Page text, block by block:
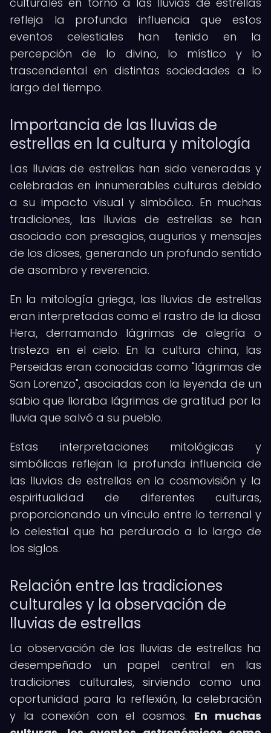
refleja la profunda influencia que estos
eventos celestiales han tenido en la
percepción de lo divino, lo místico y lo
trascendental en distintas sociedades a lo
largo del tiempo.
Importancia de las lluvias de
estrellas en la cultura y mitología
Las lluvias de estrellas han sido veneradas y
celebradas en innumerables culturas debido
a su impacto visual y simbólico. En muchas
tradiciones, las lluvias de estrellas se han
asociado con presagios, augurios y mensajes
de los dioses, generando un profundo sentido
de asombro y reverencia.
En la mitología griega, las lluvias de estrellas
eran interpretadas como el rastro de la diosa
Hera, derramando lágrimas de alegría o
tristeza en el cielo. En la cultura china, las
Perseidas eran conocidas como "lágrimas de
San Lorenzo", asociadas con la leyenda de un
sabio que lloraba lágrimas de gratitud por la
lluvia que salvó a su pueblo.
Estas interpretaciones mitológicas y
simbólicas reflejan la profunda influencia de
las lluvias de estrellas en la cosmovisión y la
espiritualidad de diferentes culturas,
proporcionando un vínculo entre lo terrenal y
lo celestial que ha perdurado a lo largo de
los siglos.
Relación entre las tradiciones
culturales y la observación de
lluvias de estrellas
La observación de las lluvias de estrellas ha
desempeñado un papel central en las
tradiciones culturales, sirviendo como una
oportunidad para la reflexión, la celebración
y la conexión con el cosmos. En muchas